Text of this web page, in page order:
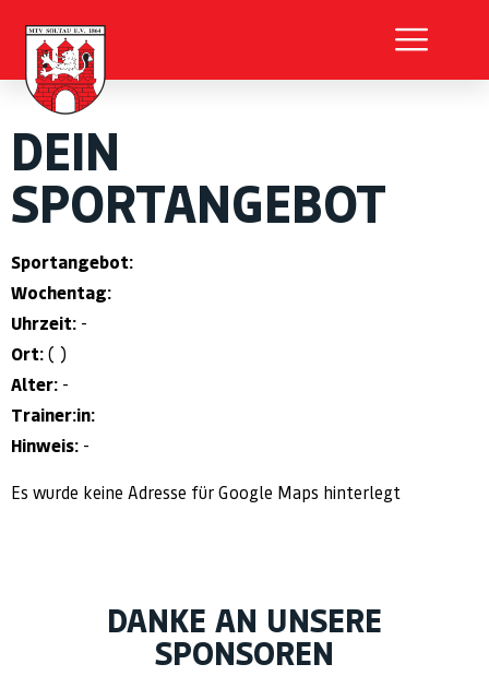
DEIN
SPORTANGEBOT
Sportangebot:
Wochentag:
Uhrzeit: -
Ort: ( )
Alter: -
Trainer:in:
Hinweis: -
Es wurde keine Adresse für Google Maps hinterlegt
DANKE AN UNSERE
SPONSOREN